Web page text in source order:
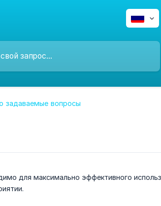
задаваемые вопросы
для максимально эффективного